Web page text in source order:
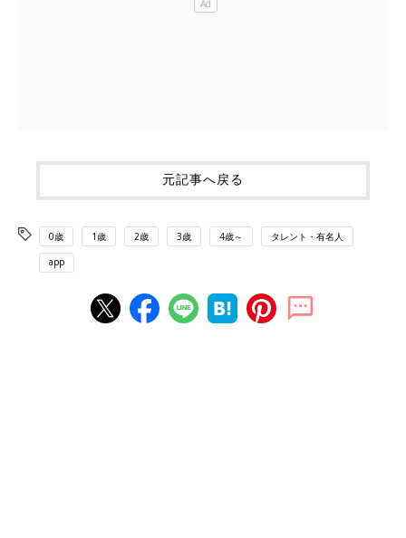
元記事へ戻る
0歳 1歳 2歳 3歳 4歳～ タレント・有名人
app